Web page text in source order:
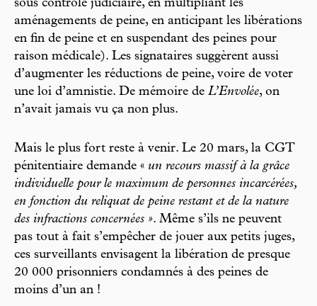
sous contrôle judiciaire, en multipliant les
aménagements de peine, en anticipant les libérations
en fin de peine et en suspendant des peines pour
raison médicale). Les signataires suggèrent aussi
d’augmenter les réductions de peine, voire de voter
une loi d’amnistie. De mémoire de L’Envolée, on
n’avait jamais vu ça non plus.
Mais le plus fort reste à venir. Le 20 mars, la CGT
pénitentiaire demande « un recours massif à la grâce
individuelle pour le maximum de personnes incarcérées,
en fonction du reliquat de peine restant et de la nature
des infractions concernées ». Même s’ils ne peuvent
pas tout à fait s’empêcher de jouer aux petits juges,
ces surveillants envisagent la libération de presque
20 000 prisonniers condamnés à des peines de
moins d’un an !